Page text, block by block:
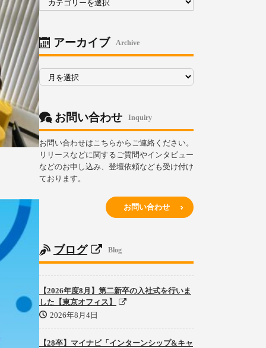
テ
ゴ
リ
ー
アーカイブ Archive
ア
ー
カ
ブ
お問い合わせ Inquiry
お問い合わせはこちらからご連絡ください。
リリースなどに関するご質問やインタビュー
などのお申し込み、登壇依頼なども受け付け
ております。
お問い合わせ
ブログ Blog
【2026年度8月】第二新卒の入社式を行いま
した【東京オフィス】
2026年8月4日
【28卒】マイナビ「インターンシップ&キャ